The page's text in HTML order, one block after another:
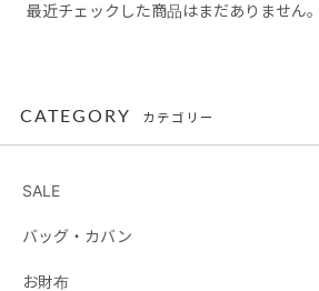
最近チェックした商品はまだありません。
CATEGORY カテゴリー
SALE
バッグ・カバン
お財布